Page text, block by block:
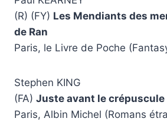
(R) (FY) Les Mendiants des
de Ran
Paris, le Livre de Poche
Stephen KING
(FA) Juste avant le crépuscule
Paris, Albin Michel (Romans